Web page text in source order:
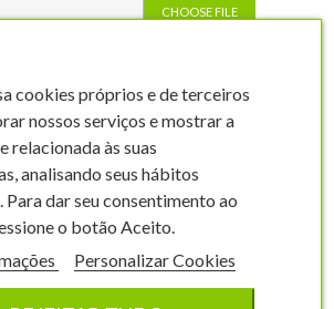
CHOOSE FILE
apolítica de privacidade.
FloraMedia Shop, CIF / NIF:A46062550, O
cookies próprios e de terceiros
nossos serviços e mostrar a
relacionada às suas
analisando seus hábitos
Para dar seu consentimento ao
o botão Aceito.
Personalizar Cookies